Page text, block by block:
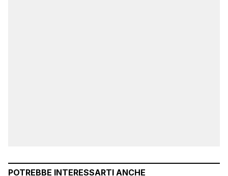
POTREBBE INTERESSARTI ANCHE